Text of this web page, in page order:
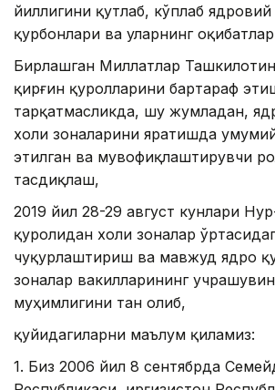
йиллигини қутлаб, кўплаб
қурбонлари ва уларнинг
Бирлашган Миллатлар
қирғин қуролларини бартараф
тарқатмасликда, шу жумладан,
холи зоналарини яратишда
этилган ва мувофиқлаштирувчи
тасдиқлаш,
2019 йил 28-29 август кунлари
қуролидан холи зоналар
чуқурлаштириш ва мавжуд ядро
зоналар вакилларининг
муҳимлигини тан олиб,
қуйидагиларни маълум қиламиз:
1. Биз 2006 йил 8 сентябрда